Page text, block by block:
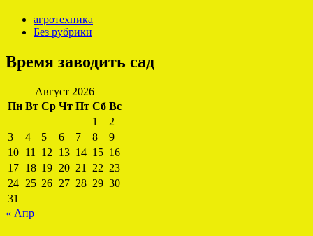
агротехника
Без рубрики
Время заводить сад
Август 2026
Пн Вт Ср Чт Пт Сб Вс
1
2
3
4 5 6 7 8
9
10 11 12 13 14 15 16
17 18 19 20 21 22 23
24 25 26 27 28 29 30
31
« Апр